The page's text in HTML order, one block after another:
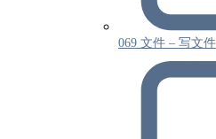
069 文件 – 写文件